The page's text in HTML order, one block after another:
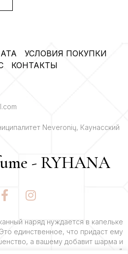
УСЛОВИЯ ПОКУПКИ
КОНТАКТЫ
Neveronių, Каунасский
- RYHANA
F
a
e
b
o
I
n
t
a
g
наряд нуждается в капельке
единственное, что придаст ему
а вашему добавит шарма и
очарования”.